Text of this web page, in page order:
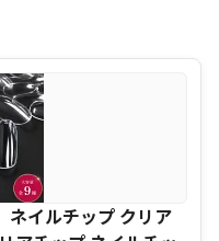
ネイルチップ クリア